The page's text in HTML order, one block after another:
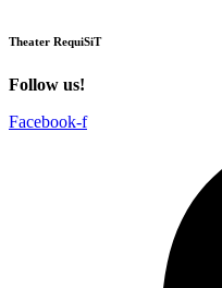
Theater RequiSiT
Follow us!
Facebook-f